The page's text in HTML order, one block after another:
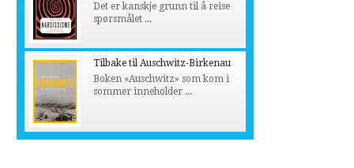
Det er kanskje grunn til å reise
spørsmålet ...
Tilbake til Auschwitz-Birkenau
Boken «Auschwitz» som kom i
sommer inneholder ...